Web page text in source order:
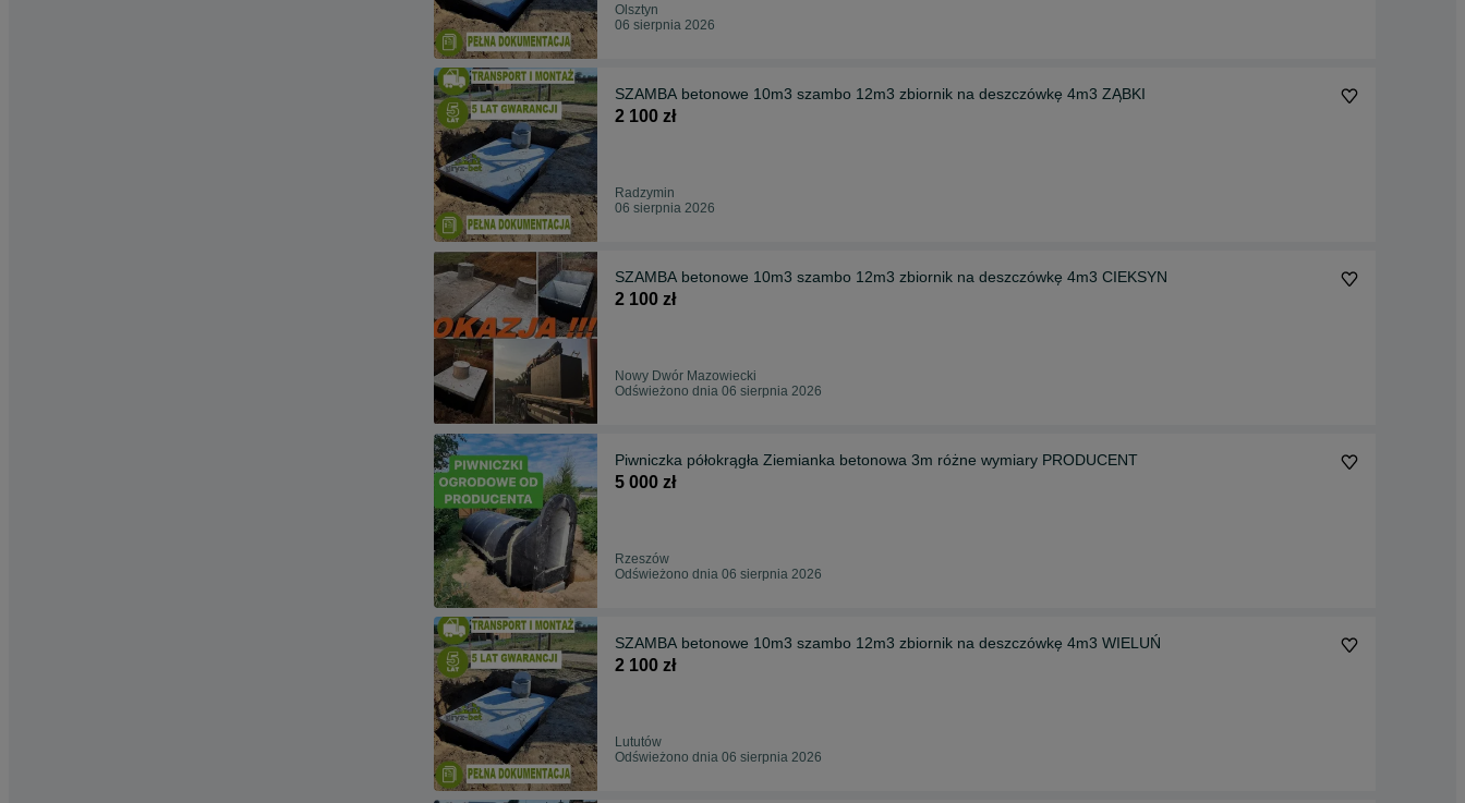
Olsztyn
06 sierpnia 2026
SZAMBA betonowe 10m3 szambo 12m3 zbiornik na deszczówkę 4m3 ZĄBKI
2 100 zł
Radzymin
06 sierpnia 2026
SZAMBA betonowe 10m3 szambo 12m3 zbiornik na deszczówkę 4m3 CIEKSYN
2 100 zł
Nowy Dwór Mazowiecki
Odświeżono dnia 06 sierpnia 2026
Piwniczka półokrągła Ziemianka betonowa 3m różne wymiary PRODUCENT
5 000 zł
Rzeszów
Odświeżono dnia 06 sierpnia 2026
SZAMBA betonowe 10m3 szambo 12m3 zbiornik na deszczówkę 4m3 WIELUŃ
2 100 zł
Lututów
Odświeżono dnia 06 sierpnia 2026